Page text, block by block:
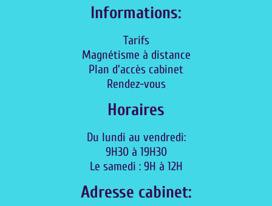
Informations:
Tarifs
Magnétisme à distance
Plan d'accès cabinet
Rendez-vous
Horaires
Du lundi au vendredi:
9H30 à 19H30
Le samedi : 9H à 12H
Adresse cabinet: